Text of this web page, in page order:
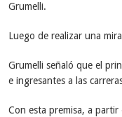
Grumelli.
Luego de realizar una
Grumelli señaló que el
e ingresantes a las
Con esta premisa, a partir